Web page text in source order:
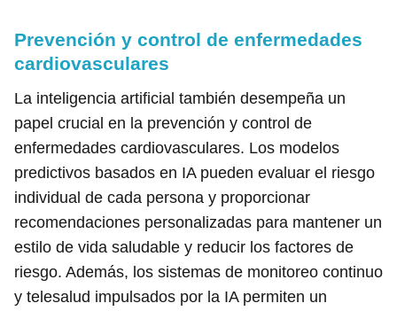
Prevención y control de enfermedades
cardiovasculares
La inteligencia artificial también desempeña un
papel crucial en la prevención y control de
enfermedades cardiovasculares. Los modelos
predictivos basados en IA pueden evaluar el riesgo
individual de cada persona y proporcionar
recomendaciones personalizadas para mantener un
estilo de vida saludable y reducir los factores de
riesgo. Además, los sistemas de monitoreo continuo
y telesalud impulsados por la IA permiten un